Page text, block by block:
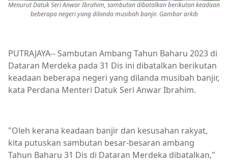
Menurut Datuk Seri Anwar Ibrahim, sambutan dibatalkan berikutan keadaan
beberapa negeri yang dilanda musibah banjir. Gambar arkib
PUTRAJAYA-- Sambutan Ambang Tahun Baharu 2023 di
Dataran Merdeka pada 31 Dis ini dibatalkan berikutan
keadaan beberapa negeri yang dilanda musibah banjir,
kata Perdana Menteri Datuk Seri Anwar Ibrahim.
"Oleh kerana keadaan banjir dan kesusahan rakyat,
kita putuskan sambutan besar-besaran ambang
Tahun Baharu 31 Dis di Dataran Merdeka dibatalkan,"